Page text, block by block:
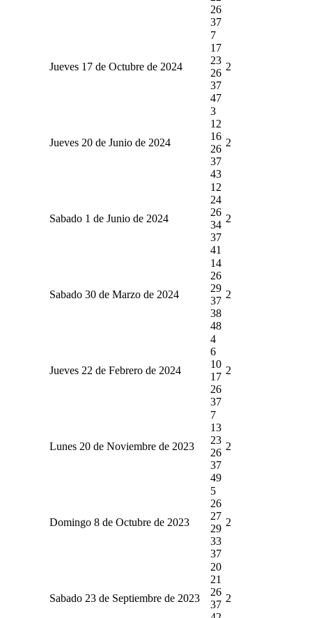
26
37
Jueves 17 de Octubre de 2024
7
17
23
26
37
47
2
Jueves 20 de Junio de 2024
3
12
16
26
37
43
2
Sabado 1 de Junio de 2024
12
24
26
34
37
41
2
Sabado 30 de Marzo de 2024
14
26
29
37
38
48
2
Jueves 22 de Febrero de 2024
4
6
10
17
26
37
2
Lunes 20 de Noviembre de 2023
7
13
23
26
37
49
2
Domingo 8 de Octubre de 2023
5
26
27
29
33
37
2
Sabado 23 de Septiembre de 2023
20
21
26
37
2